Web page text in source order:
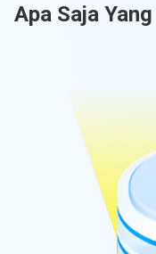
Apa Saja